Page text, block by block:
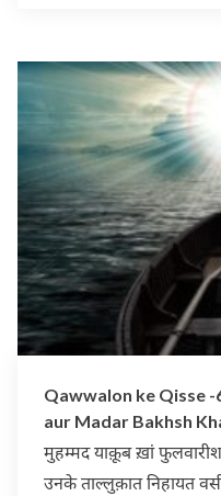
Qawwalon ke Qisse
aur Madar Bakhsh
मुहम्मद याक़ूब ख़ां
उनके ताल्लुक़ात निहायत